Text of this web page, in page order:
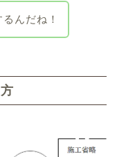
んだね！